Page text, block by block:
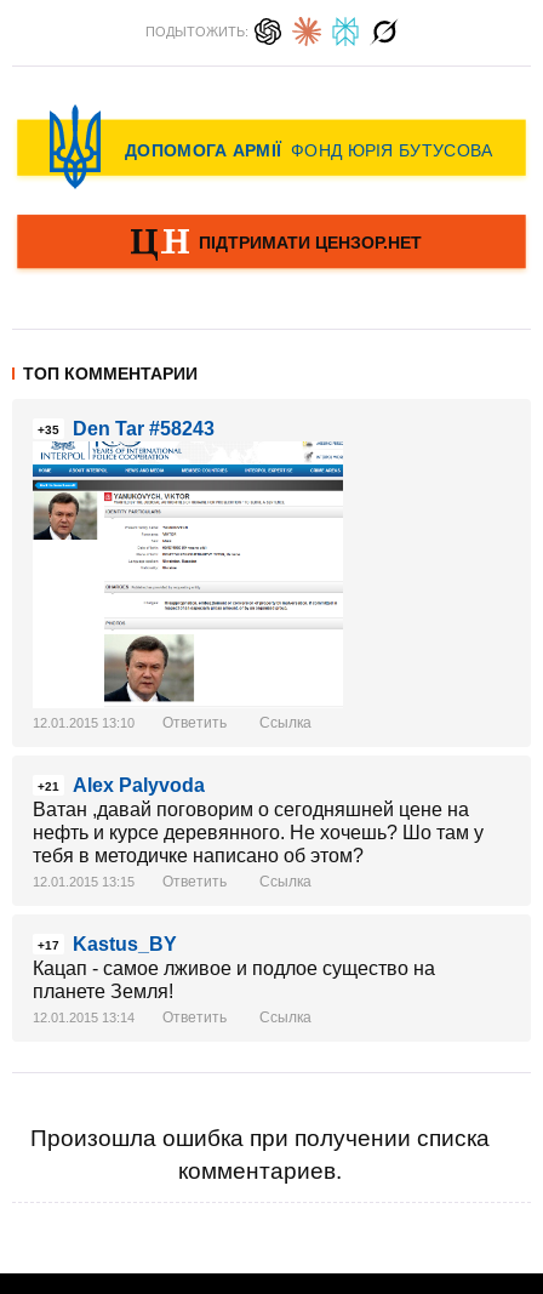
ПОДЫТОЖИТЬ:
ТОП КОММЕНТАРИИ
+35 Den Tar #58243
12.01.2015 13:10 Ответить Ссылка
+21
Alex Palyvoda
Ватан ,давай поговорим о сегодняшней цене на
нефть и курсе деревянного. Не хочешь? Шо там у
тебя в методичке написано об этом?
12.01.2015 13:15 Ответить Ссылка
+17
Kastus_BY
Кацап - самое лживое и подлое существо на
планете Земля!
12.01.2015 13:14 Ответить Ссылка
Произошла ошибка при получении списка
комментариев.